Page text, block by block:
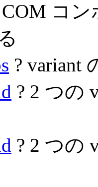
COM コ
? variant
? 2 つの
? 2 つの